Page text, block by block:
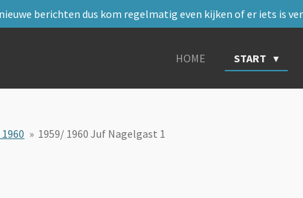
berichten dus kom regelmatig even kijken of er iets is
HOME START
» 1959/ 1960 Juf Nagelgast 1